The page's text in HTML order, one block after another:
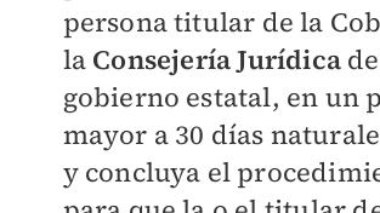
persona titular de la
la Consejería Jurídica
gobierno estatal, en un
mayor a 30 días
y concluya el